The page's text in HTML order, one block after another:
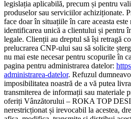
legislația aplicabilă, precum și pentru
produselor sau serviciilor achiziționate.
face doar în situațiile în care aceasta este
identificarea unică a clientului și pentru
legale. Clienții au dreptul să își retragă
prelucrarea CNP-ului sau să solicite
nu mai este necesar pentru scopurile în
pagina pentru administrarea datelor:
administrarea-datelor. Refuzul
imposibilitatea noastră de a vă putea
transmiterea de informații sau materiale
oferiți Vânzătorului – ROKA TOP
nerestricționat și irevocabil la acestea,